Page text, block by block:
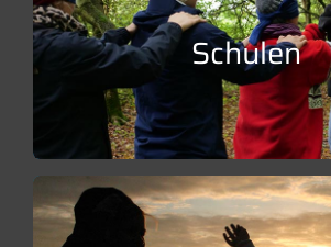
Schulen
Schulen:
Schlüsselkompetenzen als
Kinder &